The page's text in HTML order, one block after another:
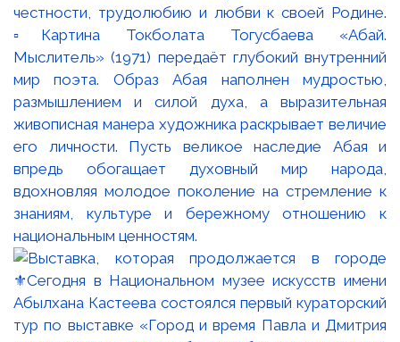
честности, трудолюбию и любви к своей Родине.
▫️Картина Токболата Тогусбаева «Абай.
Мыслитель» (1971) передаёт глубокий внутренний
мир поэта. Образ Абая наполнен мудростью,
размышлением и силой духа, а выразительная
живописная манера художника раскрывает величие
его личности. Пусть великое наследие Абая и
впредь обогащает духовный мир народа,
вдохновляя молодое поколение на стремление к
знаниям, культуре и бережному отношению к
национальным ценностям.